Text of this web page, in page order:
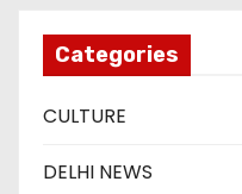
Categories
CULTURE
DELHI NEWS